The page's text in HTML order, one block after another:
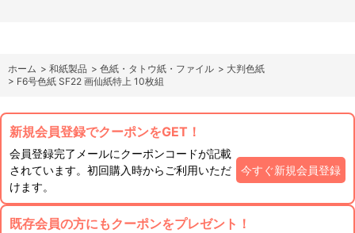
ホーム > 和紙製品 > 色紙・タトウ紙・ファイル > 大判色紙
> F6号色紙 SF22 画仙紙特上 10枚組
新規会員登録でクーポンをGET！
会員登録完了メールにクーポンコードが記載
されています。初回購入時からご利用いただ
けます。
今すぐ新規会員登録
既存会員の方にもクーポンをプレゼント！